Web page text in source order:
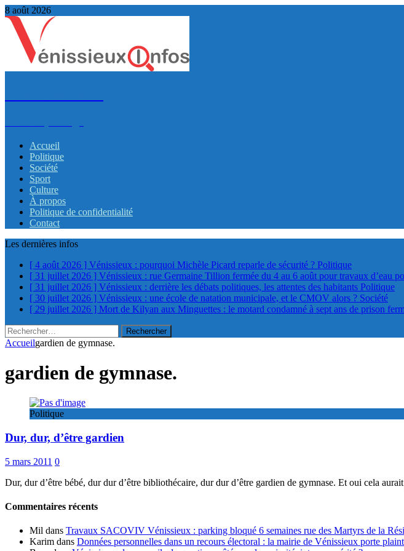
8 août 2026
Accueil
Politique
Société
Sport
Culture
À propos
Politique de confidentialité
Contact
Les dernières infos
[ 4 août 2026 ] Vénissieux : pourquoi Michèle Picard reparle de sécurité ? Politique
[ 31 juillet 2026 ] Vénissieux : rue Germaine Tillion fermée du 4 au 6 août pour travaux d’eau
[ 31 juillet 2026 ] Vénissieux : derrière les débats politiques, les attentes des habitants Politique
[ 30 juillet 2026 ] Vénissieux : une école de natation municipale, et le CMOV alors ? Société
[ 29 juillet 2026 ] Mort de Kilyan aux Minguettes : le motard condamné à sept ans de prison
Rechercher :
Accueilgardien de gymnase.
gardien de gymnase.
Politique
Dur, dur, d’être gardien
5 mars 2011 0
Dur, dur d’être bébé, dur dur d’être bibliothécaire, dur dur d’être gardien de gymnase. Et oui cela
Commentaires récents
Mil dans Travaux SACOVIV Vénissieux : parking bloqué 6 semaines rue des Martyrs de la
Karim dans Données personnelles dans un recours électoral : la mairie de Vénissieux porte